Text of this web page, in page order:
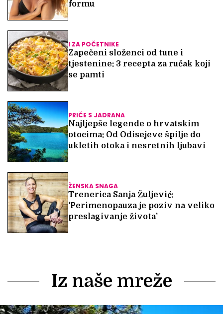
formu
I ZA POČETNIKE
Zapečeni složenci od tune i
tjestenine: 3 recepta za ručak koji
se pamti
PRIČE S JADRANA
Najljepše legende o hrvatskim
otocima: Od Odisejeve špilje do
ukletih otoka i nesretnih ljubavi
ŽENSKA SNAGA
Trenerica Sanja Žuljević:
'Perimenopauza je poziv na veliko
preslagivanje života'
Iz naše mreže